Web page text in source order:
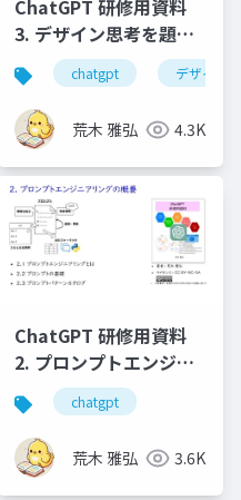
ChatGPT 研修用資料
3. デザイン思考を題材
としたプロンプトエン
ジニアリングの実践
chatgpt デザイン
荒木 雅弘 4.3K
ChatGPT 研修用資料
2. プロンプトエンジニ
アリングの概要
chatgpt
荒木 雅弘 3.6K